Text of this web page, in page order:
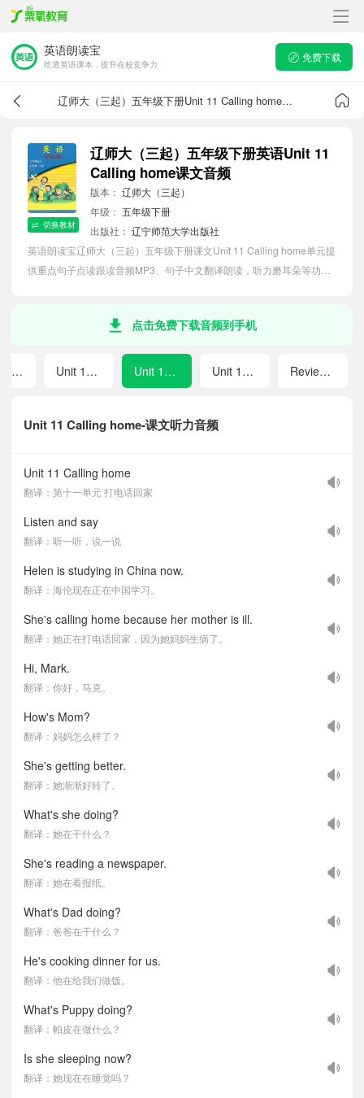
英语朗读宝
吃透英语课本，提升在校竞争力
免费下载
辽师大（三起）五年级下册Unit 11 Calling home课文音频
切换教材
辽师大（三起）五年级下册英语Unit 11
Calling home课文音频
版本： 辽师大（三起）
年级： 五年级下册
出版社： 辽宁师范大学出版社
英语朗读宝辽师大（三起）五年级下册课文Unit 11 Calling home单元提
供重点句子点读跟读音频MP3、句子中文翻译朗读，听力磨耳朵等功
点击免费下载音频到手机
Unit 11 Calling home-课文听力音频
Unit 11 Calling home
翻译：第十一单元 打电话回家
Listen and say
翻译：听一听，说一说
Helen is studying in China now.
翻译：海伦现在正在中国学习。
She's calling home because her mother is ill.
翻译：她正在打电话回家，因为她妈妈生病了。
Hi, Mark.
翻译：你好，马克。
How's Mom?
翻译：妈妈怎么样了？
She's getting better.
翻译：她渐渐好转了。
What's she doing?
翻译：她在干什么？
She's reading a newspaper.
翻译：她在看报纸。
What's Dad doing?
翻译：爸爸在干什么？
He's cooking dinner for us.
翻译：他在给我们做饭。
What's Puppy doing?
翻译：帕皮在做什么？
Is she sleeping now?
翻译：她现在在睡觉吗？
Unit 9 A busy family Unit 10 Cleaning my room Unit 11 Calling home Unit 12 Having fun Review 2